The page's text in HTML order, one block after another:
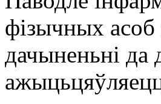
фізычных асоб
дачыненьні да